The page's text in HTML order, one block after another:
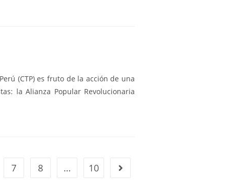
(CTP) es fruto de la acción de una
la Alianza Popular Revolucionaria
7 8 … 10